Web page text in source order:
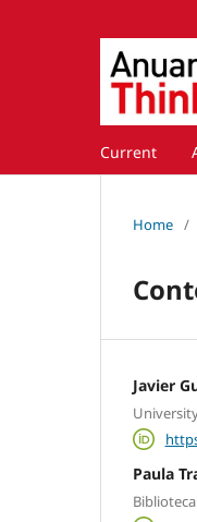
Current
Home /
Javier
Paula